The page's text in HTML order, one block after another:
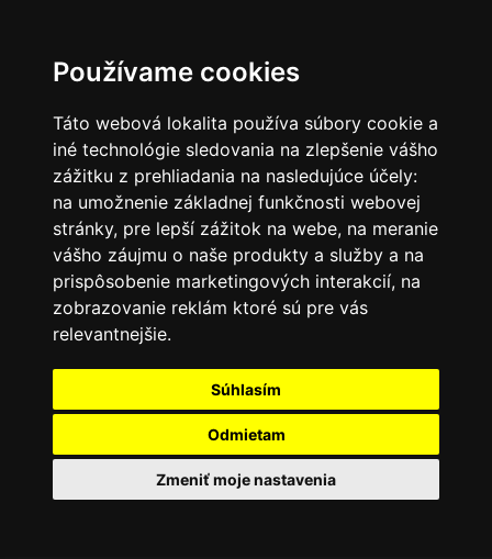
Používame cookies
Táto webová lokalita používa súbory cookie a
iné technológie sledovania na zlepšenie vášho
zážitku z prehliadania na nasledujúce účely:
na umožnenie základnej funkčnosti webovej
stránky, pre lepší zážitok na webe, na meranie
vášho záujmu o naše produkty a služby a na
prispôsobenie marketingových interakcií, na
zobrazovanie reklám ktoré sú pre vás
relevantnejšie.
Súhlasím
Odmietam
Zmeniť moje nastavenia